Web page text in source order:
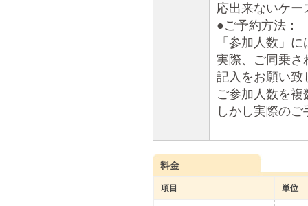
応出来ないケ
●ご予約方法：
「参加人数」
実際、ご同乗さ
記入をお願い致
ご参加人数を
しかし実際の
料金
項目 単位